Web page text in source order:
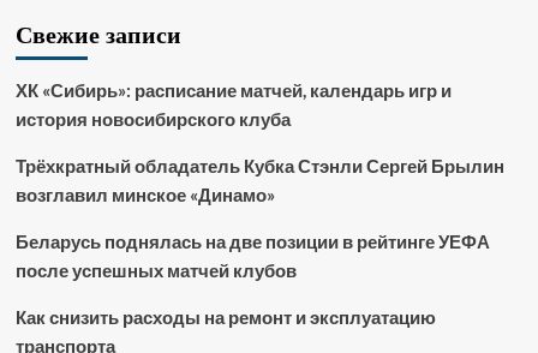
Свежие записи
ХК «Сибирь»: расписание матчей, календарь игр и
история новосибирского клуба
Трёхкратный обладатель Кубка Стэнли Сергей Брылин
возглавил минское «Динамо»
Беларусь поднялась на две позиции в рейтинге УЕФА
после успешных матчей клубов
Как снизить расходы на ремонт и эксплуатацию
транспорта